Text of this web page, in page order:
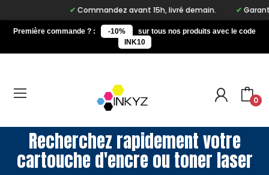
Commandez avant 15h, livré demain.
Première commande ? : -10%
sur tous nos produits avec le code
INK10
0
Recherchez rapidement votre
cartouche d'encre ou toner laser